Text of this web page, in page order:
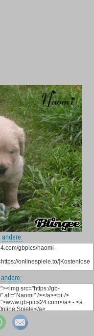
andere:
andere: